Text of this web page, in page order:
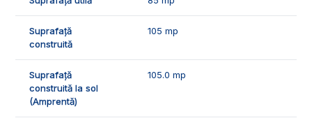
Suprafață
construită
105 mp
Suprafață
construită la sol
(Amprentă)
105.0 mp